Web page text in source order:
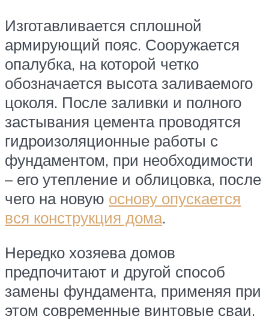
Изготавливается сплошной
армирующий пояс. Сооружается
опалубка, на которой четко
обозначается высота заливаемого
цоколя. После заливки и полного
застывания цемента проводятся
гидроизоляционные работы с
фундаментом, при необходимости
– его утепление и облицовка, после
чего на новую основу опускается
вся конструкция дома.
Нередко хозяева домов
предпочитают и другой способ
замены фундамента, применяя при
этом современные винтовые сваи.